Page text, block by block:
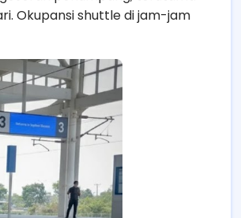
Okupansi shuttle di jam-jam